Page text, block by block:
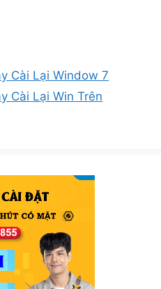
Cài Lại Window 7
Cài Lại Win Trên